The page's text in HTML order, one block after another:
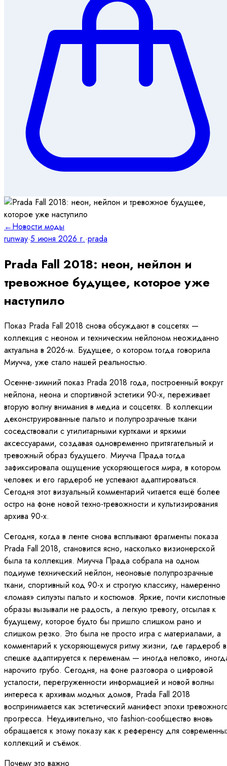
←Новости моды
runway·5 июня 2026 г.·prada
Prada Fall 2018: неон, нейлон и
тревожное будущее, которое уже
наступило
Показ Prada Fall 2018 снова обсуждают в соцсетях —
коллекция с неоном и техническим нейлоном неожиданно
актуальна в 2026-м. Будущее, о котором тогда говорила
Миучча, уже стало нашей реальностью.
Осенне-зимний показ Prada 2018 года, построенный вокруг
нейлона, неона и спортивной эстетики 90-х, переживает
вторую волну внимания в медиа и соцсетях. В коллекции
деконструированные пальто и полупрозрачные ткани
соседствовали с утилитарными куртками и яркими
аксессуарами, создавая одновременно притягательный и
тревожный образ будущего. Миучча Прада тогда
зафиксировала ощущение ускоряющегося мира, в котором
человек и его гардероб не успевают адаптироваться.
Сегодня этот визуальный комментарий читается ещё более
остро на фоне новой техно-тревожности и культизирования
архива 90-х.
Сегодня, когда в ленте снова всплывают фрагменты показа
Prada Fall 2018, становится ясно, насколько визионерской
была та коллекция. Миучча Прада собрала на одном
подиуме технический нейлон, неоновые полупрозрачные
ткани, спортивный код 90-х и строгую классику, намеренно
«ломая» силуэты пальто и костюмов. Яркие, почти кислотные
образы вызывали не радость, а легкую тревогу, отсылая к
будущему, которое будто бы пришло слишком рано и
слишком резко. Это была не просто игра с материалами, а
комментарий к ускоряющемуся ритму жизни, где гардероб в
спешке адаптируется к переменам — иногда неловко,
нарочито грубо. Сегодня, на фоне разговора о цифровой
усталости, перегруженности информацией и новой волны
интереса к архивам модных домов, Prada Fall 2018
воспринимается как эстетический манифест эпохи
прогресса. Неудивительно, что fashion-сообщество вновь
обращается к этому показу как к референсу для
коллекций и съёмок.
Почему это важно